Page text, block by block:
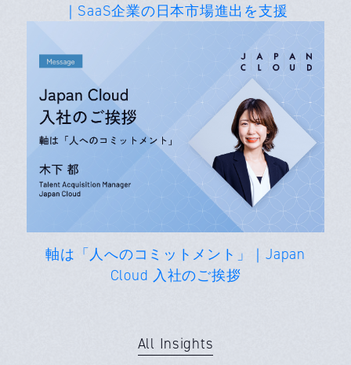
｜SaaS企業の日本市場進出を支援
軸は「人へのコミットメント」｜Japan
Cloud 入社のご挨拶
All Insights